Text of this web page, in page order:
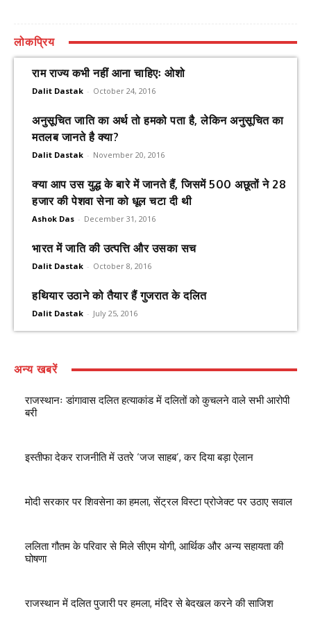
लोकप्रिय
राम राज्य कभी नहीं आना चाहिएः ओशो
Dalit Dastak - October 24, 2016
अनुसूचित जाति का अर्थ तो हमको पता है, लेकिन अनुसूचित का
मतलब जानते है क्या?
Dalit Dastak - November 20, 2016
क्या आप उस युद्ध के बारे में जानते हैं, जिसमें 500 अछूतों ने 28
हजार की पेशवा सेना को धूल चटा दी थी
Ashok Das - December 31, 2016
भारत में जाति की उत्पत्ति और उसका सच
Dalit Dastak - October 8, 2016
हथियार उठाने को तैयार हैं गुजरात के दलित
Dalit Dastak - July 25, 2016
अन्य खबरें
राजस्थानः डांगावास दलित हत्याकांड में दलितों को कुचलने वाले सभी आरोपी
बरी
इस्तीफा देकर राजनीति में उतरे ‘जज साहब’, कर दिया बड़ा ऐलान
मोदी सरकार पर शिवसेना का हमला, सेंट्रल विस्टा प्रोजेक्ट पर उठाए सवाल
ललिता गौतम के परिवार से मिले सीएम योगी, आर्थिक और अन्य सहायता की
घोषणा
राजस्थान में दलित पुजारी पर हमला, मंदिर से बेदखल करने की साजिश